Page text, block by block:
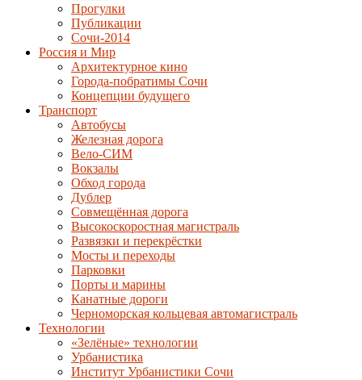
Прогулки
Публикации
Сочи-2014
Россия и Мир
Архитектурное кино
Города-побратимы Сочи
Концепции будущего
Транспорт
Автобусы
Железная дорога
Вело-СИМ
Вокзалы
Обход города
Дублер
Совмещённая дорога
Высокоскоростная магистраль
Развязки и перекрёстки
Мосты и переходы
Парковки
Порты и марины
Канатные дороги
Черноморская кольцевая автомагистраль
Технологии
«Зелёные» технологии
Урбанистика
Институт Урбанистики Сочи